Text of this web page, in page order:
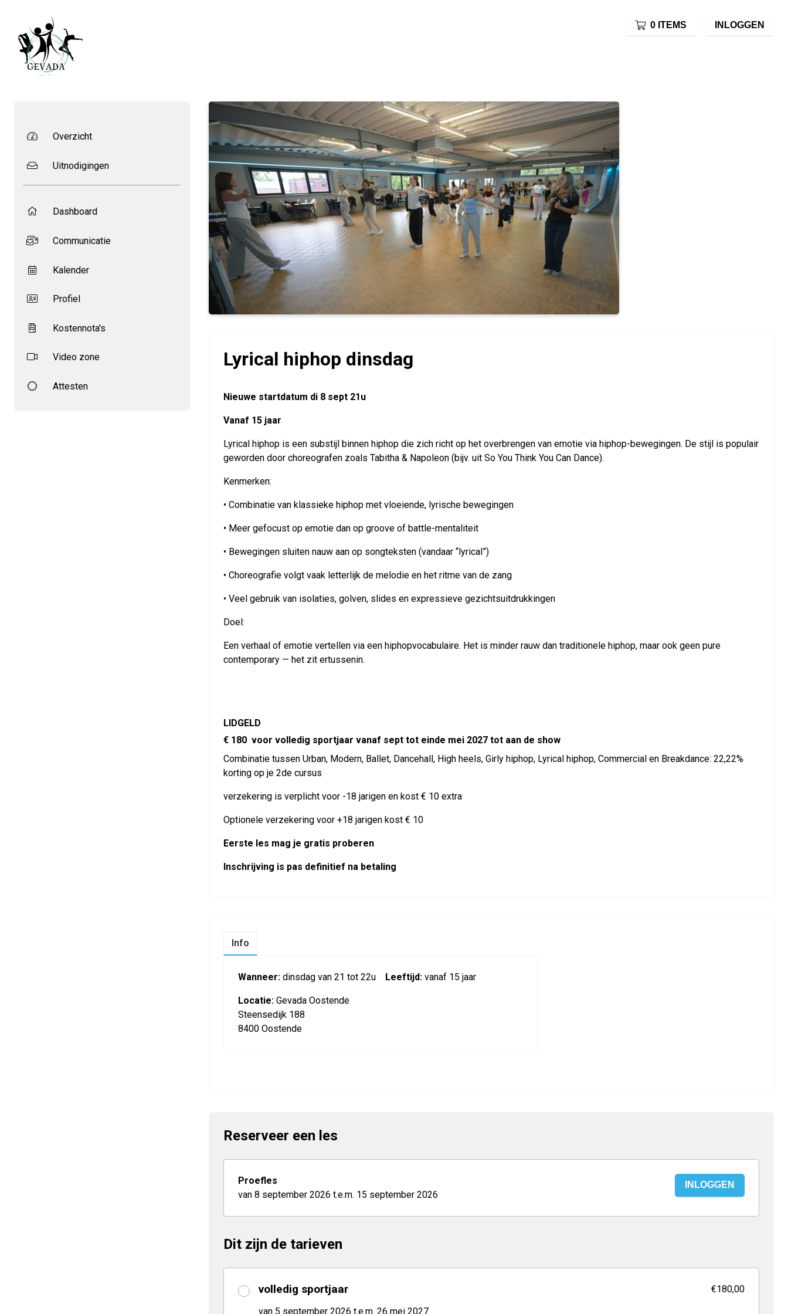
0 ITEMS INLOGGEN
Overzicht
Uitnodigingen
Dashboard
Communicatie
Kalender
Profiel
Kostennota's
Video zone
Attesten
Lyrical hiphop dinsdag
Nieuwe startdatum di 8 sept 21u
Vanaf 15 jaar
Lyrical hiphop is een substijl binnen hiphop die zich richt op het overbrengen van emotie via hiphop-bewegingen. De stijl is populair
geworden door choreografen zoals Tabitha & Napoleon (bijv. uit So You Think You Can Dance).
Kenmerken:
• Combinatie van klassieke hiphop met vloeiende, lyrische bewegingen
• Meer gefocust op emotie dan op groove of battle-mentaliteit
• Bewegingen sluiten nauw aan op songteksten (vandaar “lyrical”)
• Choreografie volgt vaak letterlijk de melodie en het ritme van de zang
• Veel gebruik van isolaties, golven, slides en expressieve gezichtsuitdrukkingen
Doel:
Een verhaal of emotie vertellen via een hiphopvocabulaire. Het is minder rauw dan traditionele hiphop, maar ook geen pure
contemporary — het zit ertussenin.
LIDGELD
€ 180 voor volledig sportjaar vanaf sept tot einde mei 2027 tot aan de show
Combinatie tussen Urban, Modern, Ballet, Dancehall, High heels, Girly hiphop, Lyrical hiphop, Commercial en Breakdance: 22,22%
korting op je 2de cursus
verzekering is verplicht voor -18 jarigen en kost € 10 extra
Optionele verzekering voor +18 jarigen kost € 10
Eerste les mag je gratis proberen
Inschrijving is pas definitief na betaling
Info
Wanneer: dinsdag van 21 tot 22u Leeftijd: vanaf 15 jaar
Locatie: Gevada Oostende
Steensedijk 188
8400 Oostende
Reserveer een les
Proefles
van 8 september 2026 t.e.m. 15 september 2026
INLOGGEN
Dit zijn de tarieven
volledig sportjaar
van 5 september 2026 t.e.m. 26 mei 2027
€180,00